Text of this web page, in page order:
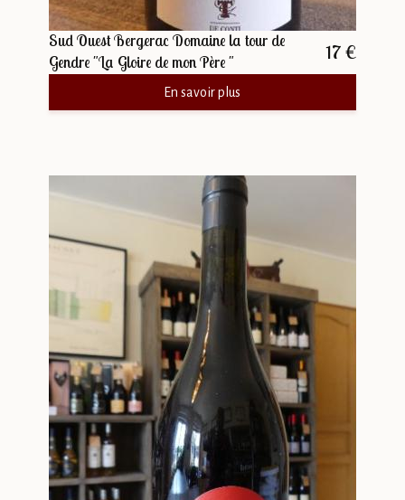
Sud Ouest Bergerac Domaine la tour de
Gendre "La Gloire de mon Père "
17 €
En savoir plus